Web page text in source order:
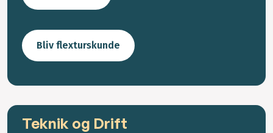
Bliv flexturskunde
Teknik og Drift